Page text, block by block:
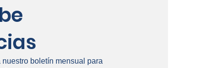
nuestro boletín mensual para